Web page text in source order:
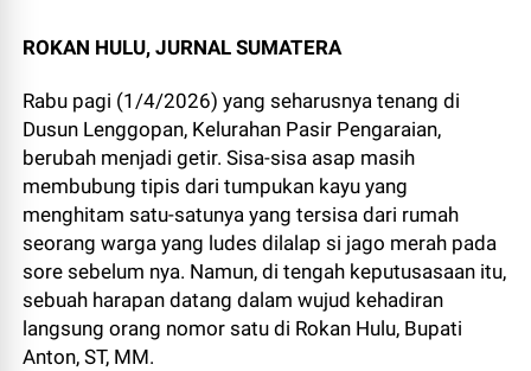
ROKAN HULU, JURNAL SUMATERA
Rabu pagi (1/4/2026) yang seharusnya tenang di
Dusun Lenggopan, Kelurahan Pasir Pengaraian,
berubah menjadi getir. Sisa-sisa asap masih
membubung tipis dari tumpukan kayu yang
menghitam satu-satunya yang tersisa dari rumah
seorang warga yang ludes dilalap si jago merah pada
sore sebelum nya. Namun, di tengah keputusasaan itu,
sebuah harapan datang dalam wujud kehadiran
langsung orang nomor satu di Rokan Hulu, Bupati
Anton, ST, MM.